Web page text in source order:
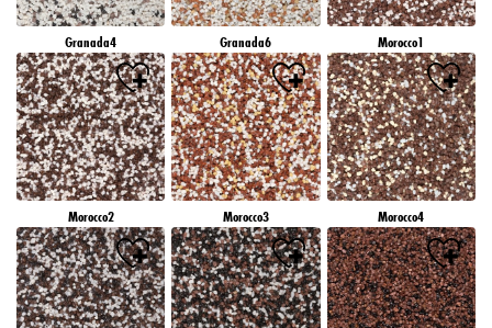
Granada4 Granada6 Morocco1
Morocco2 Morocco3 Morocco4